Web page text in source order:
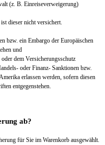
(z. B. Einreiseverweigerung)
dieser nicht versichert.
bzw. ein Embargo der Europäischen
und
dem Versicherungsschutz
oder Finanz- Sanktionen bzw.
erlassen werden, sofern diesen
entgegenstehen.
ab?
für Sie im Warenkorb ausgewählt.